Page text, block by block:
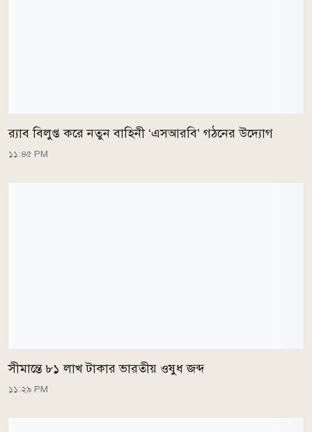
র‌্যাব বিলুপ্ত করে নতুন বাহিনী ‘এসআরবি’ গঠনের উদ্যোগ
১১:৪৫ PM
সীমান্তে ৮১ লাখ টাকার ভারতীয় ওষুধ জব্দ
১১:২৯ PM